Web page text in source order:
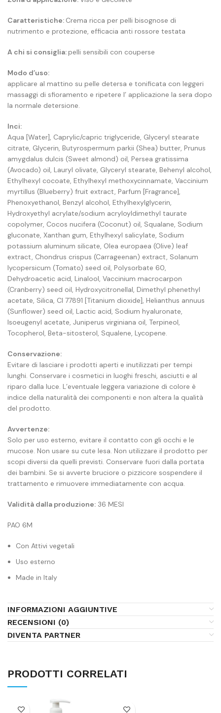
Caratteristiche: Crema ricca per pelli bisognose di
nutrimento e protezione, efficacia anti rossore testata
A chi si consiglia:pelli sensibili con couperse
Modo d’uso:
applicare al mattino su pelle detersa e tonificata con leggeri
massaggi di sfioramento e ripetere l’ applicazione la sera dopo
la normale detersione.
Inci:
Aqua [Water], Caprylic/capric triglyceride, Glyceryl stearate
citrate, Glycerin, Butyrospermum parkii (Shea) butter, Prunus
amygdalus dulcis (Sweet almond) oil, Persea gratissima
(Avocado) oil, Lauryl olivate, Glyceryl stearate, Behenyl alcohol,
Ethylhexyl cocoate, Ethylhexyl methoxycinnamate, Vaccinium
myrtillus (Blueberry) fruit extract, Parfum [Fragrance],
Phenoxyethanol, Benzyl alcohol, Ethylhexylglycerin,
Hydroxyethyl acrylate/sodium acryloyldimethyl taurate
copolymer, Cocos nucifera (Coconut) oil, Squalane, Sodium
gluconate, Xanthan gum, Ethylhexyl salicylate, Sodium
potassium aluminum silicate, Olea europaea (Olive) leaf
extract, Chondrus crispus (Carrageenan) extract, Solanum
lycopersicum (Tomato) seed oil, Polysorbate 60,
Dehydroacetic acid, Linalool, Vaccinium macrocarpon
(Cranberry) seed oil, Hydroxycitronellal, Dimethyl phenethyl
acetate, Silica, CI 77891 [Titanium dioxide], Helianthus annuus
(Sunflower) seed oil, Lactic acid, Sodium hyaluronate,
Isoeugenyl acetate, Juniperus virginiana oil, Terpineol,
Tocopherol, Beta-sitosterol, Squalene, Lycopene.
Conservazione:
Evitare di lasciare i prodotti aperti e inutilizzati per tempi
lunghi. Conservare i cosmetici in luoghi freschi, asciutti e al
riparo dalla luce. L’eventuale leggera variazione di colore è
indice della naturalità dei componenti e non altera la qualità
del prodotto.
Avvertenze:
Solo per uso esterno, evitare il contatto con gli occhi e le
mucose. Non usare su cute lesa. Non utilizzare il prodotto per
scopi diversi da quelli previsti. Conservare fuori dalla portata
dei bambini. Se si avverte bruciore o pizzicore sospendere il
trattamento e rimuovere immediatamente con acqua.
Validità dalla produzione: 36 MESI
PAO 6M
Con Attivi vegetali
Uso esterno
Made in Italy
INFORMAZIONI AGGIUNTIVE
RECENSIONI (0)
DIVENTA PARTNER
PRODOTTI CORRELATI